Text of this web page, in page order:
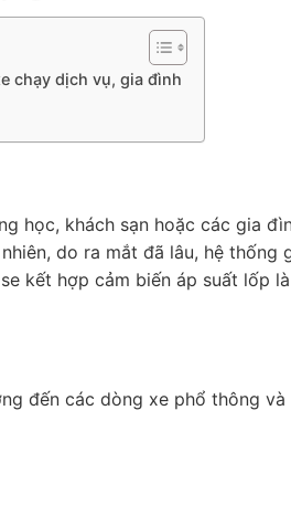
chạy dịch vụ, gia đình
học, khách sạn hoặc các gia
do ra mắt đã lâu, hệ thống
kết hợp cảm biến áp suất lốp
đến các dòng xe phổ thông và